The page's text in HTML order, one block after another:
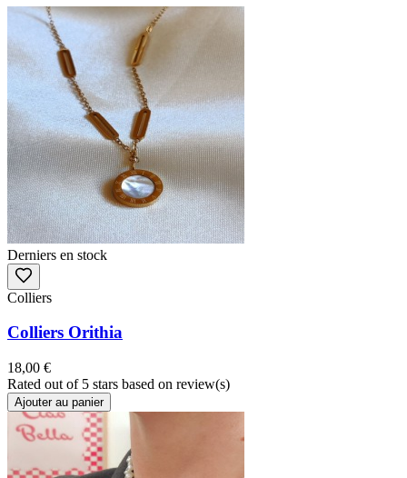
Derniers en stock
Colliers
Colliers Orithia
18,00 €
Rated out of 5 stars based on review(s)
Ajouter au panier